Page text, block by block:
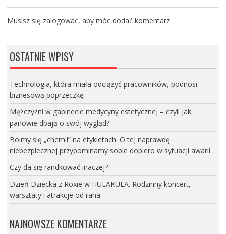
Musisz się zalogować, aby móc dodać komentarz.
OSTATNIE WPISY
Technologia, która miała odciążyć pracowników, podnosi
biznesową poprzeczkę
Mężczyźni w gabinecie medycyny estetycznej – czyli jak
panowie dbają o swój wygląd?
Boimy się „chemii” na etykietach. O tej naprawdę
niebezpiecznej przypominamy sobie dopiero w sytuacji awarii
Czy da się randkować inaczej?
Dzień Dziecka z Roxie w HULAKULA. Rodzinny koncert,
warsztaty i atrakcje od rana
NAJNOWSZE KOMENTARZE